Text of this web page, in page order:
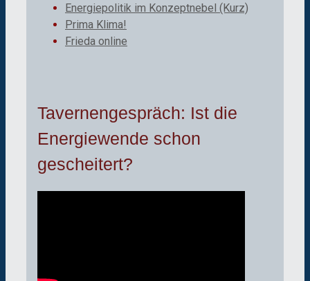
Energiepolitik im Konzeptnebel (Kurz)
Prima Klima!
Frieda online
Tavernengespräch: Ist die
Energiewende schon
gescheitert?